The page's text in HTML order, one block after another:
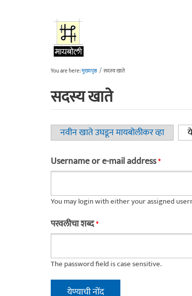
You are here:मुख्यपृष्ठ / सदस्य खाते
सदस्य खाते
Primary tabs
नवीन खाते उघडून मायबोलीकर व्हा
Username or e-mail address*
You may login with either your assigned
परवलीचा शब्द*
The password field is case sensitive.